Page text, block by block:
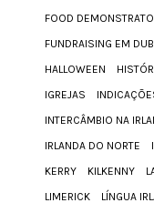
FOOD
FUNDRAISING EM
HALLOWEEN
IGREJAS
INTERCÂMBIO NA
IRLANDA DO NORTE
KERRY
KILKENNY
LIMERICK
LÍNGUA